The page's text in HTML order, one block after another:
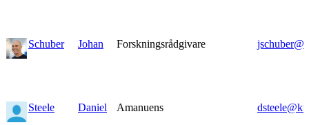
Schuber Johan Forskningsrådgivare
Steele Daniel Amanuens